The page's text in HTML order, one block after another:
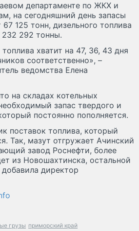
департаменте по ЖКХ и
на сегодняшний день запасы
125 тонн, дизельного топлива
232 292 тонны.
хватит на 47, 36, 43 дня
соответственно», –
ведомства Елена
на складах котельных
запас твердого и
постоянно пополняется.
поставок топлива, который
Так, мазут отгружает Ачинский
завод Роснефти, более
из Новошахтинска, остальной
директор
грузы приморский край